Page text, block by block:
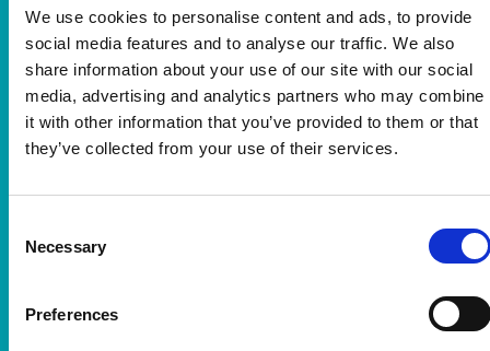
We use cookies to personalise content and ads, to provide
social media features and to analyse our traffic. We also
share information about your use of our site with our social
media, advertising and analytics partners who may combine
it with other information that you’ve provided to them or that
they’ve collected from your use of their services.
Selection
Necessary
Preferences
Si utiliza Opera, en la opción de Seguridad y
Privacidad, podrá configurar el navegador.
Para saber más
visite:http://help.opera.com/Windows/11.50/es-
ES/cookies.html
Si utiliza Safari encontrará la opción en el menú
en:http://support.apple.com/kb/HT1677?
Notificaciones en el navegador
web, recibir notificaciones a través de la ventana